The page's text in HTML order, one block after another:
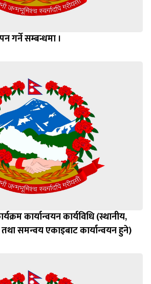
गर्ने सम्बन्धमा ।
कार्यान्वयन कार्यविधि (स्थानीय,
तथा समन्वय एकाइबाट कार्यान्वयन हुने)